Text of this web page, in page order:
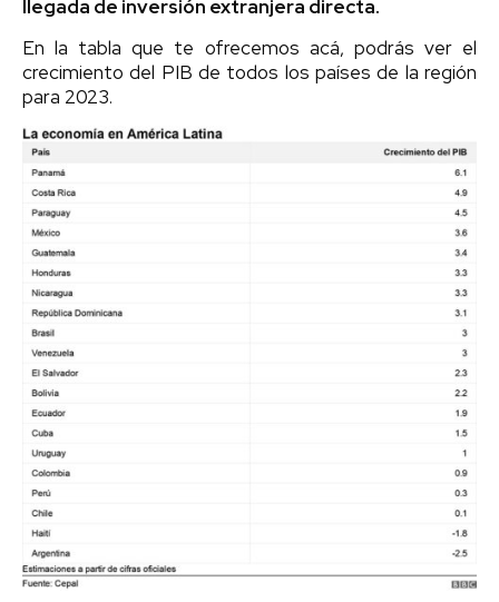
llegada de inversión extranjera directa.
En la tabla que te ofrecemos acá, podrás ver el
crecimiento del PIB de todos los países de la región
para 2023.